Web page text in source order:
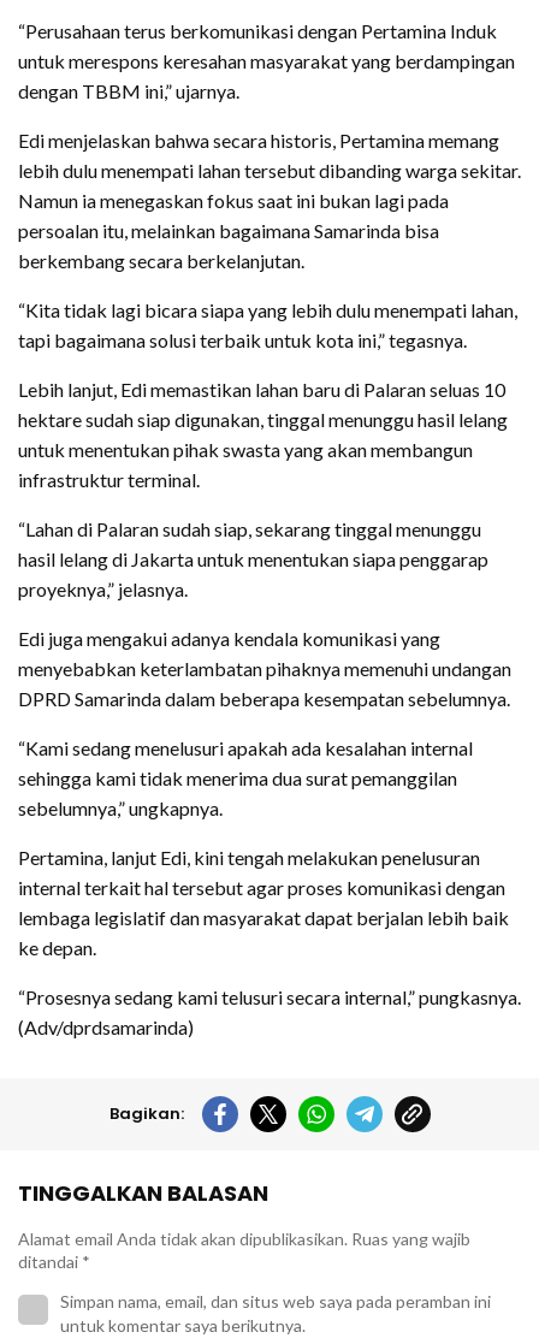
“Perusahaan terus berkomunikasi dengan Pertamina Induk
untuk merespons keresahan masyarakat yang berdampingan
dengan TBBM ini,” ujarnya.
Edi menjelaskan bahwa secara historis, Pertamina memang
lebih dulu menempati lahan tersebut dibanding warga sekitar.
Namun ia menegaskan fokus saat ini bukan lagi pada
persoalan itu, melainkan bagaimana Samarinda bisa
berkembang secara berkelanjutan.
“Kita tidak lagi bicara siapa yang lebih dulu menempati lahan,
tapi bagaimana solusi terbaik untuk kota ini,” tegasnya.
Lebih lanjut, Edi memastikan lahan baru di Palaran seluas 10
hektare sudah siap digunakan, tinggal menunggu hasil lelang
untuk menentukan pihak swasta yang akan membangun
infrastruktur terminal.
“Lahan di Palaran sudah siap, sekarang tinggal menunggu
hasil lelang di Jakarta untuk menentukan siapa penggarap
proyeknya,” jelasnya.
Edi juga mengakui adanya kendala komunikasi yang
menyebabkan keterlambatan pihaknya memenuhi undangan
DPRD Samarinda dalam beberapa kesempatan sebelumnya.
“Kami sedang menelusuri apakah ada kesalahan internal
sehingga kami tidak menerima dua surat pemanggilan
sebelumnya,” ungkapnya.
Pertamina, lanjut Edi, kini tengah melakukan penelusuran
internal terkait hal tersebut agar proses komunikasi dengan
lembaga legislatif dan masyarakat dapat berjalan lebih baik
ke depan.
“Prosesnya sedang kami telusuri secara internal,” pungkasnya.
(Adv/dprdsamarinda)
Bagikan:
TINGGALKAN BALASAN
Alamat email Anda tidak akan dipublikasikan. Ruas yang wajib
ditandai *
Simpan nama, email, dan situs web saya pada peramban ini
untuk komentar saya berikutnya.